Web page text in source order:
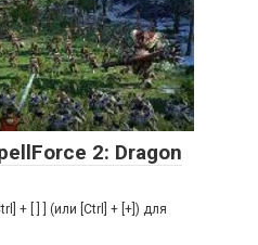
2: Dragon
+ [ ] ] (или [Ctrl] + [+]) для